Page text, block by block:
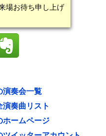
場お待ち申し上げ
奏会一覧
奏曲リスト
ームページ